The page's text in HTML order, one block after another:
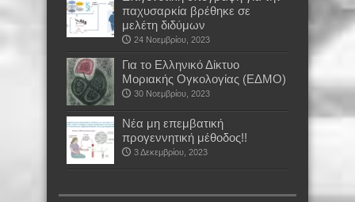
παχυσαρκία βρέθηκε σε
μελέτη διδύμων
24 Νοεμβρίου, 2023
Για το Ελληνικό Δίκτυο
Μοριακής Ογκολογίας (ΕΔΜΟ)
30 Νοεμβρίου, 2023
Νέα μη επεμβατική
προγεννητική μέθοδος!!
3 Δεκεμβρίου, 2023